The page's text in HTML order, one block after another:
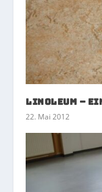
Linoleum –
22. Mai 2012